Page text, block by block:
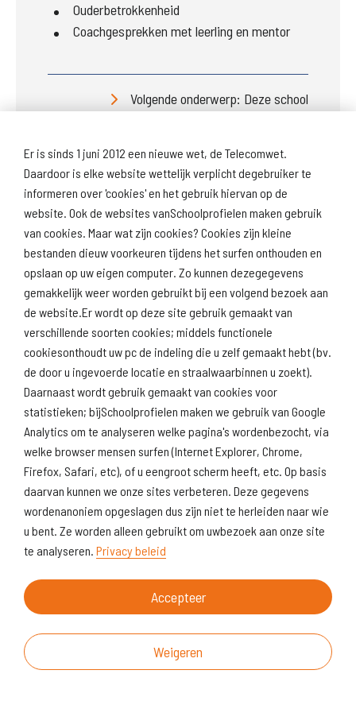
Er is sinds 1 juni 2012 een nieuwe wet, de Telecomwet.
Daardoor is elke website wettelijk verplicht degebruiker te
informeren over 'cookies' en het gebruik hiervan op de
website. Ook de websites vanSchoolprofielen maken gebruik
van cookies. Maar wat zijn cookies? Cookies zijn kleine
bestanden dieuw voorkeuren tijdens het surfen onthouden en
opslaan op uw eigen computer. Zo kunnen dezegegevens
gemakkelijk weer worden gebruikt bij een volgend bezoek aan
de website.Er wordt op deze site gebruik gemaakt van
verschillende soorten cookies; middels functionele
cookiesonthoudt uw pc de indeling die u zelf gemaakt hebt (bv.
de door u ingevoerde locatie en straalwaarbinnen u zoekt).
Daarnaast wordt gebruik gemaakt van cookies voor
statistieken; bijSchoolprofielen maken we gebruik van Google
Analytics om te analyseren welke pagina's wordenbezocht, via
welke browser mensen surfen (Internet Explorer, Chrome,
Firefox, Safari, etc), of u eengroot scherm heeft, etc. Op basis
daarvan kunnen we onze sites verbeteren. Deze gegevens
wordenanoniem opgeslagen dus zijn niet te herleiden naar wie
u bent. Ze worden alleen gebruikt om uwbezoek aan onze site
te analyseren. Privacy beleid
Accepteer
Weigeren
Ouderbetrokkenheid
Coachgesprekken met leerling en mentor
Volgende onderwerp: Deze school
Download
schoolprofiel
Naar
schoolresultaten
Naar scholenopdekaart.nl